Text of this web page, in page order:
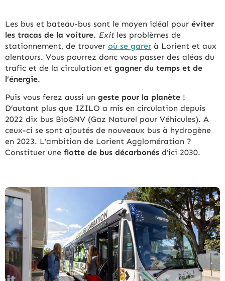
Les bus et bateau-bus sont le moyen idéal pour éviter
les tracas de la voiture. Exitles problèmes de
stationnement, de trouver où se garer à Lorient et aux
alentours. Vous pourrez donc vous passer des aléas du
trafic et de la circulation et gagner du temps et de
l’énergie.
Puis vous ferez aussi un geste pour la planète !
D’autant plus que IZILO a mis en circulation depuis
2022 dix bus BioGNV (Gaz Naturel pour Véhicules). A
ceux-ci se sont ajoutés de nouveaux bus à hydrogène
en 2023. L’ambition de Lorient Agglomération ?
Constituer une flotte de bus décarbonés d’ici 2030.